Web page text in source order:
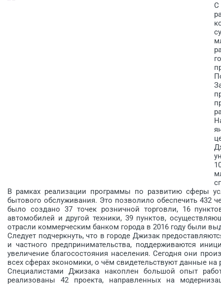
С
В рамках реализации программы по развитию сферы
бытового обслуживания. Это позволило обеспечить 432
было создано 37 точек розничной торговли, 16
автомобилей и другой техники, 39 пунктов,
отрасли коммерческим банком города в 2016 году были
Следует подчеркнуть, что в городе Джизак
и частного предпринимательства, поддерживаются
увеличение благосостояния населения. Сегодня они
всех сферах экономики, о чём свидетельствуют данные на
Специалистами Джизака накоплен большой опыт
реализованы 42 проекта, направленных на